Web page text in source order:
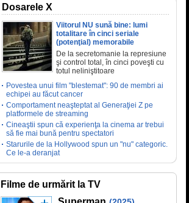
Dosarele X
Viitorul NU sună bine: lumi
totalitare în cinci seriale
(potenţial) memorabile
De la secretomanie la represiune
şi control total, în cinci poveşti cu
totul neliniştitoare
Povestea unui film "blestemat": 90 de membri ai
echipei au făcut cancer
Comportament neaşteptat al Generaţiei Z pe
platformele de streaming
Cineaştii spun că experienţa la cinema ar trebui
să fie mai bună pentru spectatori
Starurile de la Hollywood spun un "nu" categoric.
Ce le-a deranjat
Filme de urmărit la TV